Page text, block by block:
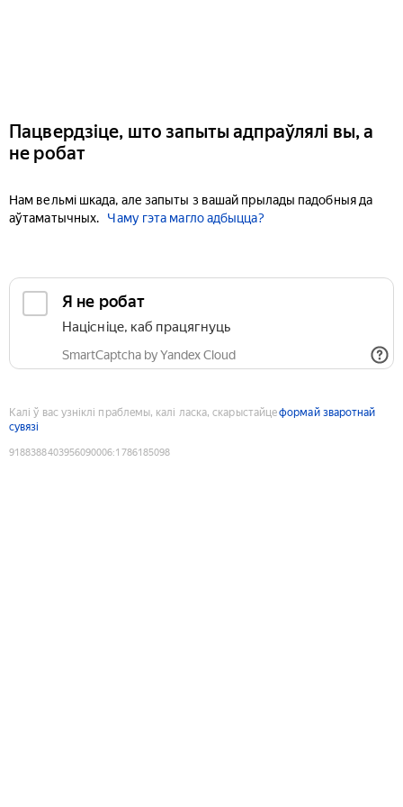
Пацвердзіце, што запыты адпраўлялі вы, а
не робат
Нам вельмі шкада, але запыты з вашай прылады падобныя да
аўтаматычных.
Чаму гэта магло адбыцца?
Я не робат
Націсніце, каб працягнуць
SmartCaptcha by Yandex Cloud
Калі ў вас узніклі праблемы, калі ласка, скарыстайцеформай зваротнай
сувязі
9188388403956090006:1786185098